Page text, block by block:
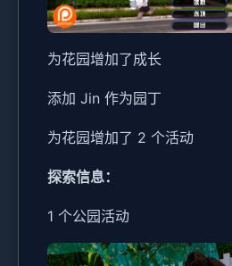
为花园增加了成长
添加 Jin 作为园丁
为花园增加了 2 个活动
探索信息：
1 个公园活动